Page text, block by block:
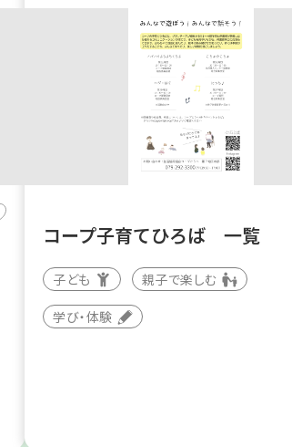
コープ子育てひろば 一覧
子ども 親子で楽しむ
学び・体験